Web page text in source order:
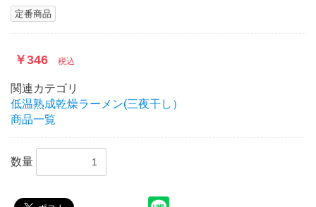
定番商品
￥346 税込
関連カテゴリ
低温熟成乾燥ラーメン(三夜干し）
商品一覧
数量